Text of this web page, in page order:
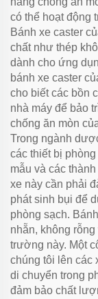
có thể hoạt động
Bánh xe caster
chất như thép
dành cho ứng
bánh xe caster
cho biết các bồn
nhà máy để bảo
chống ăn mòn
Trong ngành
các thiết bị
mẫu và các
xe này cần phải
phát sinh bụi để
phòng sạch.
nhẵn, không
trường này. Một
chúng tôi lên các
di chuyển trong
đảm bảo chất